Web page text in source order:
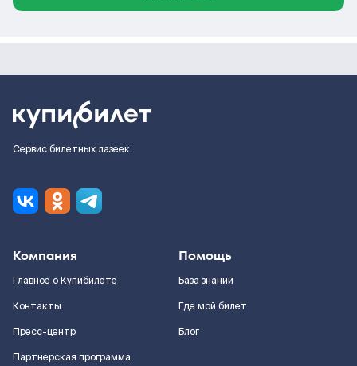
Сервис билетных лазеек
Компания
Главное о Купибилете
Контакты
Пресс-центр
Партнерская программа
Помощь
База знаний
Где мой билет
Блог